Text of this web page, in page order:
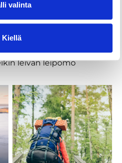
valinta
Kiellä
Vehoniemen laavu
grilli, Kaivannon keidas,
luomutilan
leivän leipomo